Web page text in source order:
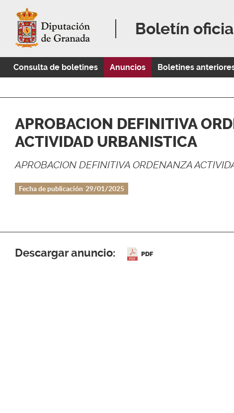
Boletín
Consulta de boletines Anuncios Boletines
APROBACION DEFINITIVA
ACTIVIDAD URBANISTICA
APROBACION DEFINITIVA ORDENANZA
Fecha de publicación 29/01/2025
Descargar anuncio: PDF